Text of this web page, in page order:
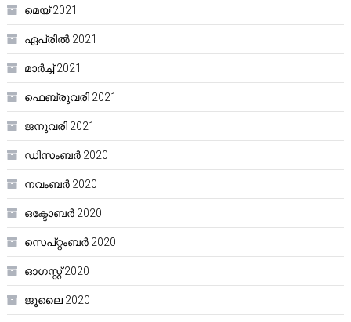
മെയ്‌ 2021
ഏപ്രിൽ 2021
മാർച്ച്‌ 2021
ഫെബ്രുവരി 2021
ജനുവരി 2021
ഡിസംബർ 2020
നവംബർ 2020
ഒക്ടോബർ 2020
സെപ്റ്റംബർ 2020
ഓഗസ്റ്റ്‌ 2020
ജൂലൈ 2020